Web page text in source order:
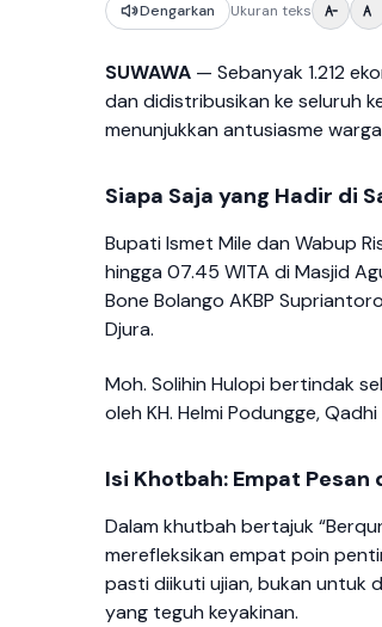
Dengarkan Ukuran teks
SUWAWA — Sebanyak 1.212
dan didistribusikan ke seluruh
menunjukkan antusiasme
Siapa Saja yang Hadir di
Bupati Ismet Mile dan Wabup
hingga 07.45 WITA di Masjid
Bone Bolango AKBP
Djura.
Moh. Solihin Hulopi bertindak
oleh KH. Helmi Podungge,
Isi Khotbah: Empat
Dalam khutbah bertajuk
merefleksikan empat poin
pasti diikuti ujian, bukan untuk
yang teguh keyakinan.